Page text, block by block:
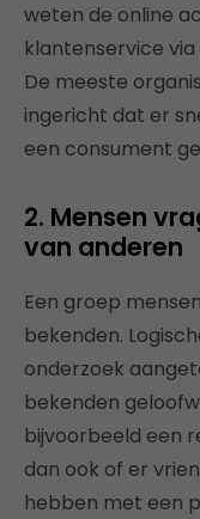
weten de online
klantenservice
De meeste
ingericht dat er
een consument
2. Mensen
van anderen
Een groep
bekenden.
onderzoek
bekenden
bijvoorbeeld een
dan ook of er
hebben met een